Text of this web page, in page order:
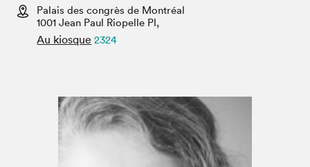
Espace médias
Palais des congrès de Montréal
1001 Jean Paul Riopelle Pl,
Au kiosque 2324